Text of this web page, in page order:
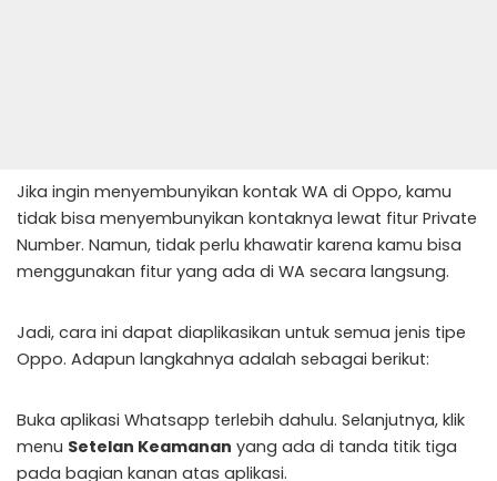
Jika ingin menyembunyikan kontak WA di Oppo, kamu
tidak bisa menyembunyikan kontaknya lewat fitur Private
Number. Namun, tidak perlu khawatir karena kamu bisa
menggunakan fitur yang ada di WA secara langsung.
Jadi, cara ini dapat diaplikasikan untuk semua jenis tipe
Oppo. Adapun langkahnya adalah sebagai berikut:
Buka aplikasi Whatsapp terlebih dahulu. Selanjutnya, klik
menu Setelan Keamanan yang ada di tanda titik tiga
pada bagian kanan atas aplikasi.